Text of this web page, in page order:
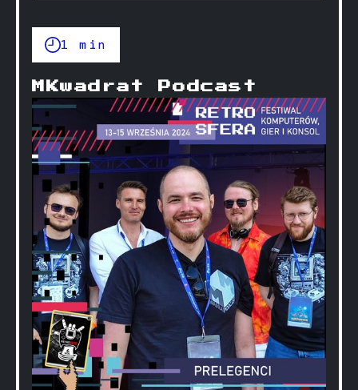
1 min
MKwadrat Podcast